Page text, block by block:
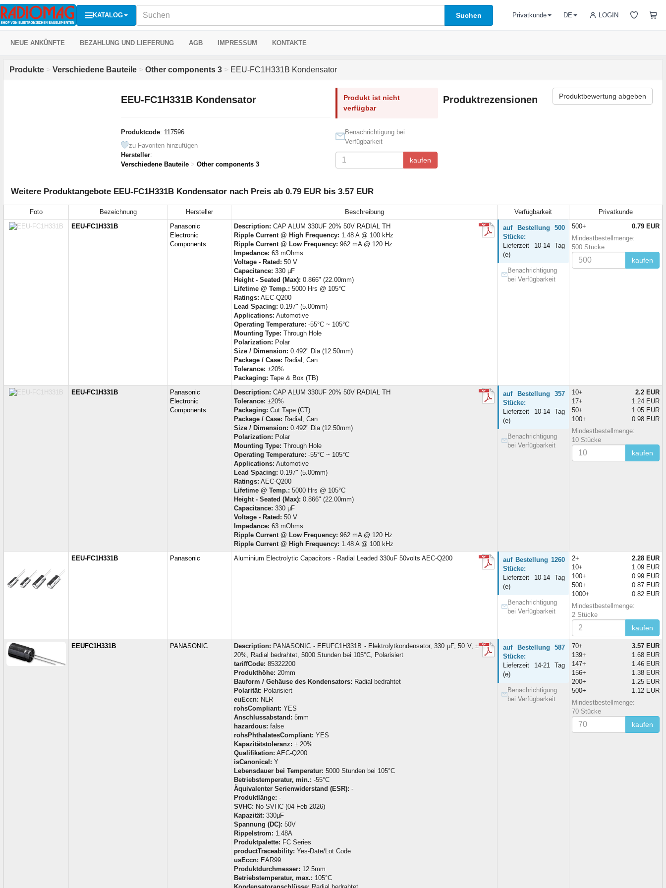
KATALOG Suchen LOGIN
Privatkunde DE
NEUE ANKÜNFTE BEZAHLUNG UND LIEFERUNG AGB IMPRESSUM KONTAKTE
Produkte > Verschiedene Bauteile > Other components 3 > EEU-FC1H331B Kondensator
EEU-FC1H331B Kondensator
Produktcode: 117596
zu Favoriten hinzufügen
Hersteller:
Verschiedene Bauteile > Other components 3
Produkt ist nicht
verfügbar
Benachrichtigung bei
Verfügbarkeit
kaufen
Produktrezensionen Produktbewertung abgeben
Weitere Produktangebote EEU-FC1H331B Kondensator nach Preis ab 0.79 EUR bis 3.57 EUR
Foto Bezeichnung Hersteller Beschreibung Verfügbarkeit
Privatkunde
EEU-FC1H331B
Panasonic
Electronic
Components
Description: CAP ALUM 330UF 20% 50V RADIAL TH
Ripple Current @ High Frequency: 1.48 A @ 100 kHz
Ripple Current @ Low Frequency: 962 mA @ 120 Hz
Impedance: 63 mOhms
Voltage - Rated: 50 V
Capacitance: 330 µF
Height - Seated (Max): 0.866" (22.00mm)
Lifetime @ Temp.: 5000 Hrs @ 105°C
Ratings: AEC-Q200
Lead Spacing: 0.197" (5.00mm)
Applications: Automotive
Operating Temperature: -55°C ~ 105°C
Mounting Type: Through Hole
Polarization: Polar
Size / Dimension: 0.492" Dia (12.50mm)
Package / Case: Radial, Can
Tolerance: ±20%
Packaging: Tape & Box (TB)
auf Bestellung 500
Stücke:
Lieferzeit 10-14 Tag
(e)
Benachrichtigung
bei Verfügbarkeit
500+
0.79 EUR
Mindestbestellmenge:
500 Stücke
kaufen
EEU-FC1H331B
Panasonic
Electronic
Components
Description: CAP ALUM 330UF 20% 50V RADIAL TH
Tolerance: ±20%
Packaging: Cut Tape (CT)
Package / Case: Radial, Can
Size / Dimension: 0.492" Dia (12.50mm)
Polarization: Polar
Mounting Type: Through Hole
Operating Temperature: -55°C ~ 105°C
Applications: Automotive
Lead Spacing: 0.197" (5.00mm)
Ratings: AEC-Q200
Lifetime @ Temp.: 5000 Hrs @ 105°C
Height - Seated (Max): 0.866" (22.00mm)
Capacitance: 330 µF
Voltage - Rated: 50 V
Impedance: 63 mOhms
Ripple Current @ Low Frequency: 962 mA @ 120 Hz
Ripple Current @ High Frequency: 1.48 A @ 100 kHz
auf Bestellung 357
Stücke:
Lieferzeit 10-14 Tag
(e)
Benachrichtigung
bei Verfügbarkeit
10+
2.2 EUR
17+
1.24 EUR
50+
1.05 EUR
100+
0.98 EUR
Mindestbestellmenge:
10 Stücke
kaufen
EEU-FC1H331B Panasonic Aluminium Electrolytic Capacitors - Radial Leaded 330uF 50volts AEC-Q200
auf Bestellung 1260
Stücke:
Lieferzeit 10-14 Tag
(e)
Benachrichtigung
bei Verfügbarkeit
2+
2.28 EUR
10+
1.09 EUR
100+
0.99 EUR
500+
0.87 EUR
1000+
0.82 EUR
Mindestbestellmenge:
2 Stücke
kaufen
EEUFC1H331B PANASONIC Description: PANASONIC - EEUFC1H331B - Elektrolytkondensator, 330 µF, 50 V, ±
20%, Radial bedrahtet, 5000 Stunden bei 105°C, Polarisiert
tariffCode: 85322200
Produkthöhe: 20mm
Bauform / Gehäuse des Kondensators: Radial bedrahtet
Polarität: Polarisiert
euEccn: NLR
rohsCompliant: YES
Anschlussabstand: 5mm
hazardous: false
rohsPhthalatesCompliant: YES
Kapazitätstoleranz: ± 20%
Qualifikation: AEC-Q200
isCanonical: Y
Lebensdauer bei Temperatur: 5000 Stunden bei 105°C
Betriebstemperatur, min.: -55°C
Äquivalenter Serienwiderstand (ESR): -
Produktlänge: -
SVHC: No SVHC (04-Feb-2026)
Kapazität: 330µF
Spannung (DC): 50V
Rippelstrom: 1.48A
Produktpalette: FC Series
productTraceability: Yes-Date/Lot Code
usEccn: EAR99
Produktdurchmesser: 12.5mm
Betriebstemperatur, max.: 105°C
auf Bestellung 587
Stücke:
Lieferzeit 14-21 Tag
(e)
Benachrichtigung
bei Verfügbarkeit
70+
3.57 EUR
139+
1.68 EUR
147+
1.46 EUR
156+
1.38 EUR
200+
1.25 EUR
500+
1.12 EUR
Mindestbestellmenge:
70 Stücke
kaufen